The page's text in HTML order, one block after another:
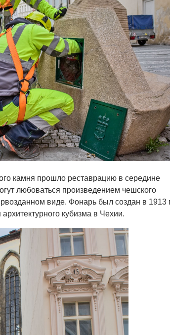
камня прошло реставрацию в середине
любоваться произведением чешского
виде. Фонарь был создан в 1913
кубизма в Чехии.